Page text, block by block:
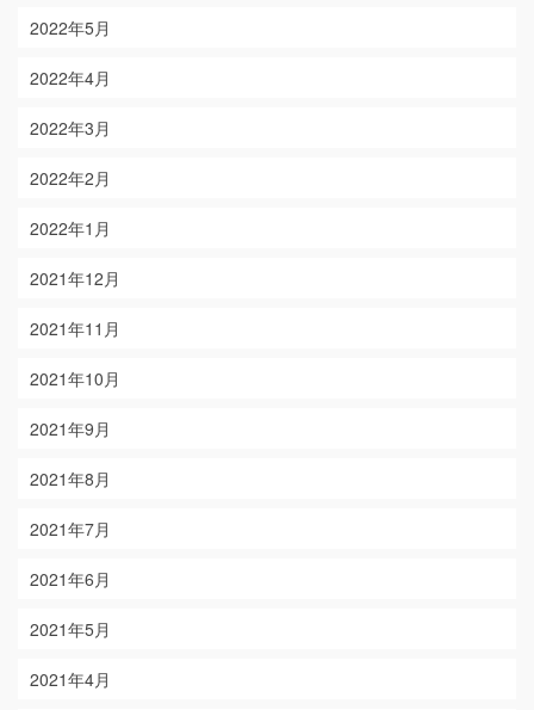
2022年5月
2022年4月
2022年3月
2022年2月
2022年1月
2021年12月
2021年11月
2021年10月
2021年9月
2021年8月
2021年7月
2021年6月
2021年5月
2021年4月